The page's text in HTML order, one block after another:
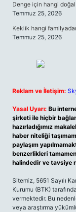
Denge için hangi doğal
Temmuz 25, 2026
Keklik hangi
Temmuz 25, 2026
Reklam ve İletişim:
Yasal Uyarı: Bu
şirketi ile hiçbir
hazırladığımız
haber niteliği
paylaşım
benzerlikleri
halindedir ve tavsiye
Sitemiz, 5651 Sayılı
Kurumu (BTK)
vermektedir. Bu
veya araştırma